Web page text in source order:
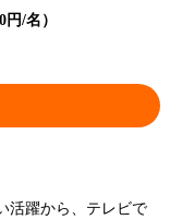
/名）
活躍から、テレビで